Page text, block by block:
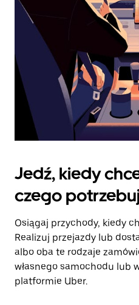
kalendarz.
Jedź, kiedy
czego
Osiągaj przychody, kiedy
Realizuj przejazdy lub
albo oba te rodzaje
własnego samochodu lub
platformie Uber.